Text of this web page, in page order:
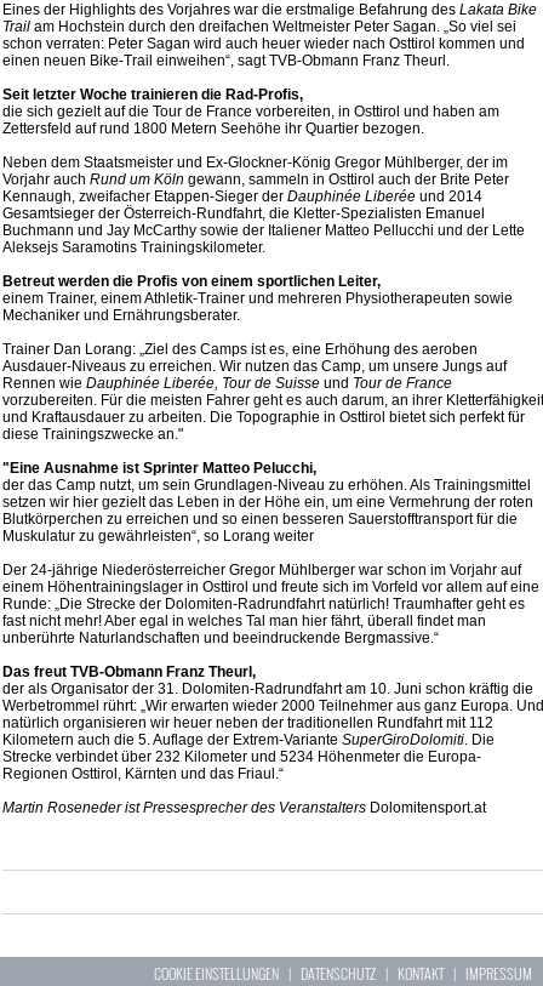
Eines der Highlights des Vorjahres war die erstmalige Befahrung des Lakata Bike
Trail am Hochstein durch den dreifachen Weltmeister Peter Sagan. „So viel sei
schon verraten: Peter Sagan wird auch heuer wieder nach Osttirol kommen und
einen neuen Bike-Trail einweihen“, sagt TVB-Obmann Franz Theurl.
Seit letzter Woche trainieren die Rad-Profis,
die sich gezielt auf die Tour de France vorbereiten, in Osttirol und haben am
Zettersfeld auf rund 1800 Metern Seehöhe ihr Quartier bezogen.
Neben dem Staatsmeister und Ex-Glockner-König Gregor Mühlberger, der im
Vorjahr auch Rund um Köln gewann, sammeln in Osttirol auch der Brite Peter
Kennaugh, zweifacher Etappen-Sieger der Dauphinée Liberée und 2014
Gesamtsieger der Österreich-Rundfahrt, die Kletter-Spezialisten Emanuel
Buchmann und Jay McCarthy sowie der Italiener Matteo Pellucchi und der Lette
Aleksejs Saramotins Trainingskilometer.
Betreut werden die Profis von einem sportlichen Leiter,
einem Trainer, einem Athletik-Trainer und mehreren Physiotherapeuten sowie
Mechaniker und Ernährungsberater.
Trainer Dan Lorang: „Ziel des Camps ist es, eine Erhöhung des aeroben
Ausdauer-Niveaus zu erreichen. Wir nutzen das Camp, um unsere Jungs auf
Rennen wie Dauphinée Liberée, Tour de Suisse und Tour de France
vorzubereiten. Für die meisten Fahrer geht es auch darum, an ihrer Kletterfähigkeit
und Kraftausdauer zu arbeiten. Die Topographie in Osttirol bietet sich perfekt für
diese Trainingszwecke an."
"Eine Ausnahme ist Sprinter Matteo Pelucchi,
der das Camp nutzt, um sein Grundlagen-Niveau zu erhöhen. Als Trainingsmittel
setzen wir hier gezielt das Leben in der Höhe ein, um eine Vermehrung der roten
Blutkörperchen zu erreichen und so einen besseren Sauerstofftransport für die
Muskulatur zu gewährleisten“, so Lorang weiter
Der 24-jährige Niederösterreicher Gregor Mühlberger war schon im Vorjahr auf
einem Höhentrainingslager in Osttirol und freute sich im Vorfeld vor allem auf eine
Runde: „Die Strecke der Dolomiten-Radrundfahrt natürlich! Traumhafter geht es
fast nicht mehr! Aber egal in welches Tal man hier fährt, überall findet man
unberührte Naturlandschaften und beeindruckende Bergmassive.“
Das freut TVB-Obmann Franz Theurl,
der als Organisator der 31. Dolomiten-Radrundfahrt am 10. Juni schon kräftig die
Werbetrommel rührt: „Wir erwarten wieder 2000 Teilnehmer aus ganz Europa. Und
natürlich organisieren wir heuer neben der traditionellen Rundfahrt mit 112
Kilometern auch die 5. Auflage der Extrem-Variante SuperGiroDolomiti. Die
Strecke verbindet über 232 Kilometer und 5234 Höhenmeter die Europa-
Regionen Osttirol, Kärnten und das Friaul.“
Martin Roseneder ist Pressesprecher des Veranstalters Dolomitensport.at
COOKIE EINSTELLUNGEN | DATENSCHUTZ | KONTAKT| IMPRESSUM